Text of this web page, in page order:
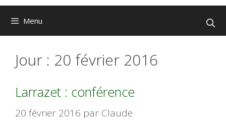
Menu
Jour : 20 février 2016
Larrazet : conférence
20 février 2016 par Claude